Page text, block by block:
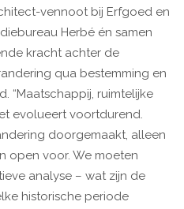
vennoot bij Erfgoed en
Herbé én samen
kracht achter de
qua bestemming en
“Maatschappij, ruimtelijke
evolueert voortdurend.
doorgemaakt, alleen
open voor. We moeten
analyse – wat zijn de
historische periode